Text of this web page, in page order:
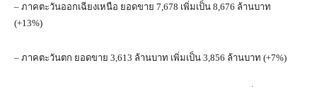
– ภาคตะวันออกเฉียงเหนือ ยอดขาย 7,678 เพิ่มเป็น 8,676 ล้านบาท
(+13%)
– ภาคตะวันตก ยอดขาย 3,613 ล้านบาท เพิ่มเป็น 3,856 ล้านบาท (+7%)